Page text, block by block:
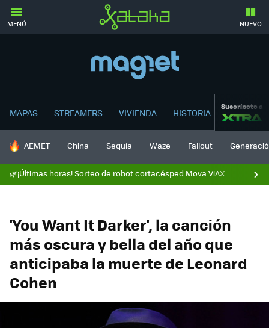
MENÚ NUEVO
MAPAS STREAMERS VIVIENDA HISTORIA Suscríbete a
HOY SE HABLA DE
AEMET China Sequía Waze Fallout
🌿¡Últimas horas! Sorteo de robot cortacésped Mova ViAX
'You Want It Darker', la canción
más oscura y bella del año que
anticipaba la muerte de Leonard
Cohen